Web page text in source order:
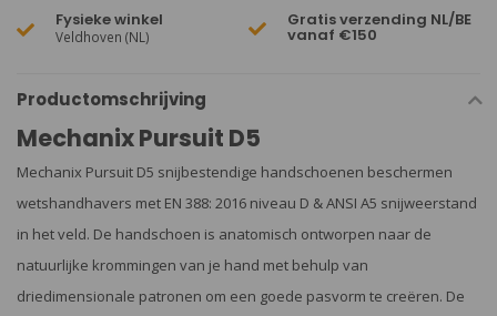
Fysieke winkel
Veldhoven (NL)
Gratis verzending NL/BE
vanaf €150
Productomschrijving
Mechanix Pursuit D5
Mechanix Pursuit D5 snijbestendige handschoenen beschermen
wetshandhavers met EN 388: 2016 niveau D & ANSI A5 snijweerstand
in het veld. De handschoen is anatomisch ontworpen naar de
natuurlijke krommingen van je hand met behulp van
driedimensionale patronen om een goede pasvorm te creëren. De